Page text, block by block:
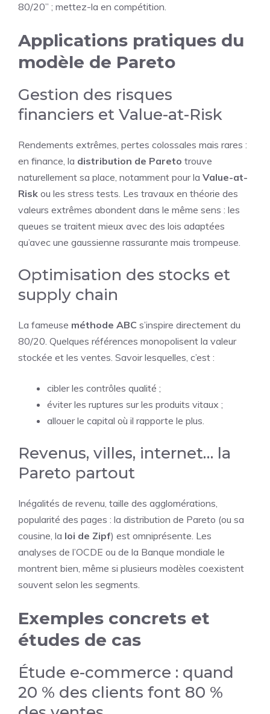
80/20” ; mettez-la en compétition.
Applications pratiques du
modèle de Pareto
Gestion des risques
financiers et Value-at-Risk
Rendements extrêmes, pertes colossales mais rares :
en finance, la distribution de Pareto trouve
naturellement sa place, notamment pour la Value-at-
Risk ou les stress tests. Les travaux en théorie des
valeurs extrêmes abondent dans le même sens : les
queues se traitent mieux avec des lois adaptées
qu’avec une gaussienne rassurante mais trompeuse.
Optimisation des stocks et
supply chain
La fameuse méthode ABC s’inspire directement du
80/20. Quelques références monopolisent la valeur
stockée et les ventes. Savoir lesquelles, c’est :
cibler les contrôles qualité ;
éviter les ruptures sur les produits vitaux ;
allouer le capital où il rapporte le plus.
Revenus, villes, internet… la
Pareto partout
Inégalités de revenu, taille des agglomérations,
popularité des pages : la distribution de Pareto (ou sa
cousine, la loi de Zipf) est omniprésente. Les
analyses de l’OCDE ou de la Banque mondiale le
montrent bien, même si plusieurs modèles coexistent
souvent selon les segments.
Exemples concrets et
études de cas
Étude e-commerce : quand
20 % des clients font 80 %